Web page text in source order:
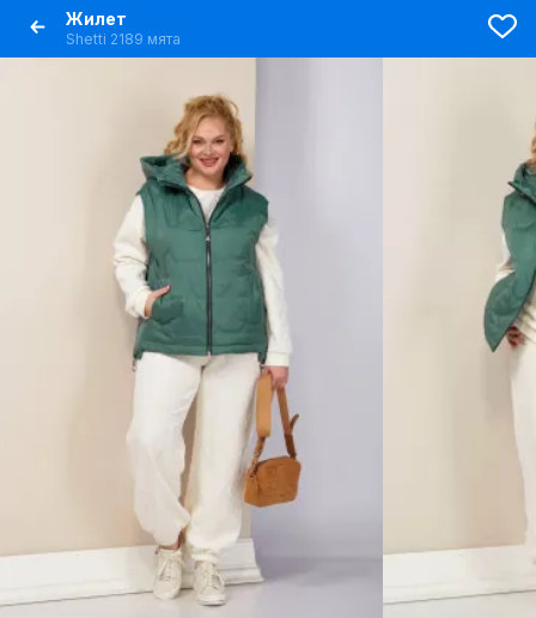
Жилет
Shetti 2189 мята